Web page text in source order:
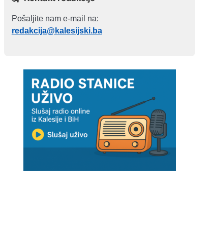
Pošaljite nam e-mail na:
redakcija@kalesijski.ba